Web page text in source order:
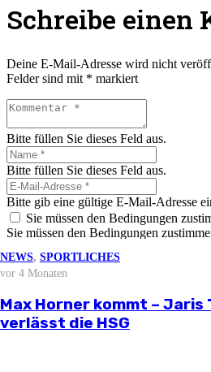
NEWS
vor 3 Wochen
Stellungnahme zur
wirtschaftlichen Situation
NEWS
Saisonvorbereitung 2026/
NEWS
vor 2 Monaten
Björn Zintel geht – Emiel
kommt
NEWS
vor 3 Monaten
Mathis Berger übernimmt
und Öffentlichkeitsarbeit
NEWS, SPORTLICHES
vor 4 Monaten
Max Horner kommt – Jaris
verlässt die HSG
Schreibe einen
Deine E-Mail-Adresse wird nicht
Felder sind mit * markiert
Bitte füllen Sie dieses Feld aus.
Bitte füllen Sie dieses Feld aus.
Bitte gib eine gültige E-Mail-Adresse
Sie müssen den Bedingungen
Sie müssen den Bedingungen
Kommentar abschicken